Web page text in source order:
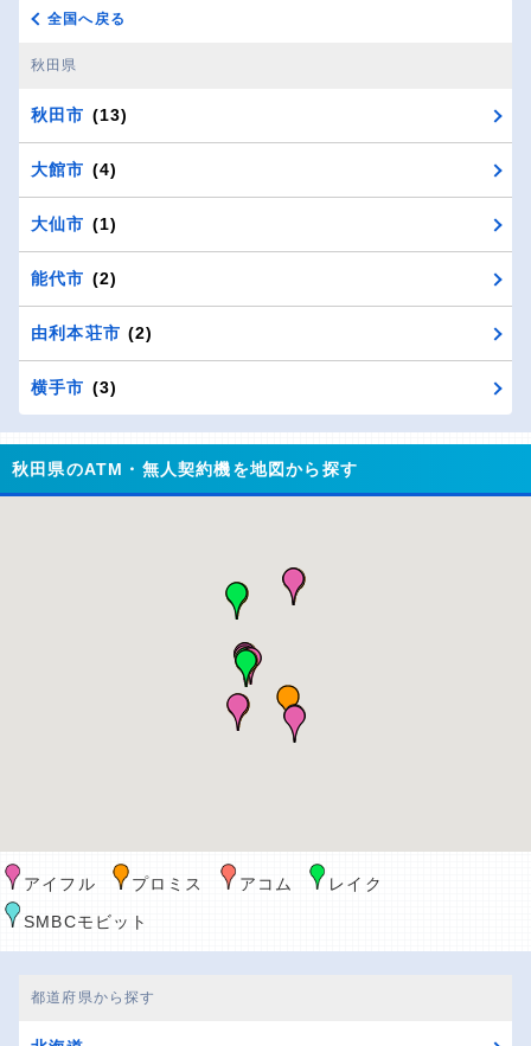
全国へ戻る
秋田県
秋田市 (13)
大館市 (4)
大仙市 (1)
能代市 (2)
由利本荘市 (2)
横手市 (3)
秋田県のATM・無人契約機を地図から探す
アイフル プロミス アコム
レイク
SMBCモビット
都道府県から探す